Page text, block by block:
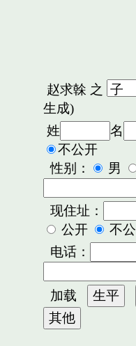
赵求榦 之
生成)
姓
名
不公开
性别：
男
现住址：
公开
不
电话：
加载